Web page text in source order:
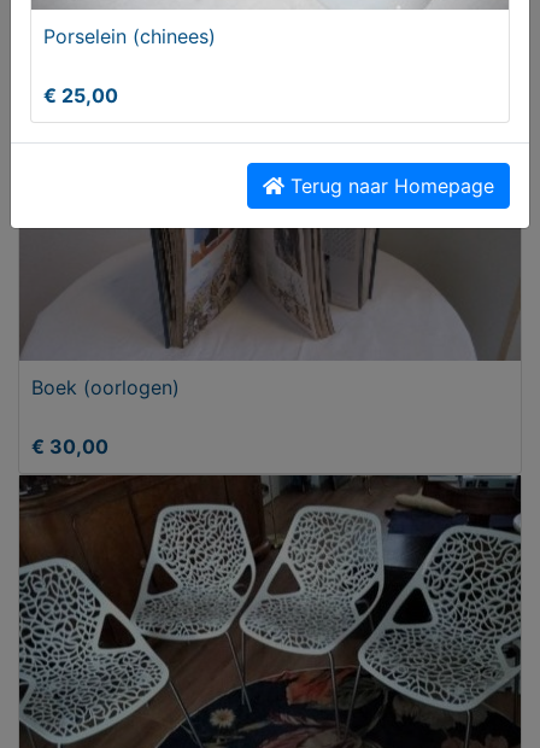
€ 95,00
Boek (oorlogen)
€ 30,00
Porselein (chinees)
€ 25,00
Terug naar Homepage